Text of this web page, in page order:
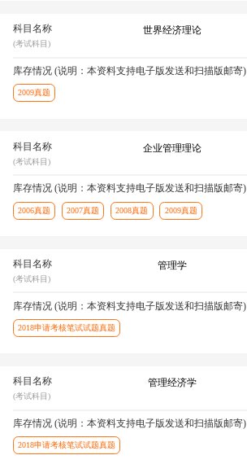
科目名称
(考试科目)
世界经济理论
库存情况 (说明：本资料支持电子版发送和扫描版邮寄)
2009真题
科目名称
(考试科目)
企业管理理论
库存情况 (说明：本资料支持电子版发送和扫描版邮寄)
2006真题 2007真题 2008真题 2009真题
科目名称
(考试科目)
管理学
库存情况 (说明：本资料支持电子版发送和扫描版邮寄)
2018申请考核笔试试题真题
科目名称
(考试科目)
管理经济学
库存情况 (说明：本资料支持电子版发送和扫描版邮寄)
2018申请考核笔试试题真题